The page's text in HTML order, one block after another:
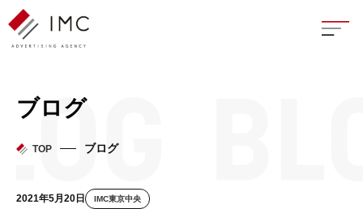
座談
ブログ
TOP ブログ
2021年5月20日 IMC東京中央